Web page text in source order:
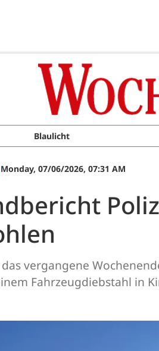
Blaulicht
Monday, 07/06/2026, 07:31 AM
das vergangene
Fahrzeugdiebstahl in